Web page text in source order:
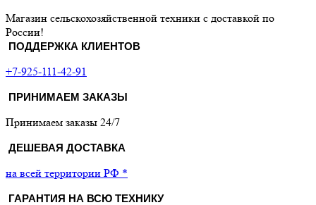
Магазин сельскохозяйственной техники с доставкой по
России!
ПОДДЕРЖКА КЛИЕНТОВ
+7-925-111-42-91
ПРИНИМАЕМ ЗАКАЗЫ
Принимаем заказы 24/7
ДЕШЕВАЯ ДОСТАВКА
на всей территории РФ *
ГАРАНТИЯ НА ВСЮ ТЕХНИКУ